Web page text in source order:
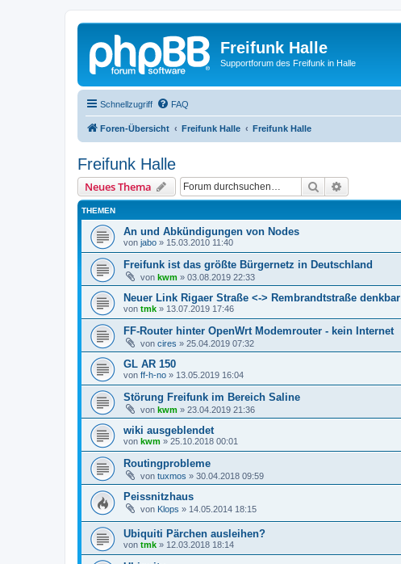
Freifunk Halle
Supportforum des Freifunk in Halle
Schnellzugriff FAQ
Foren-Übersicht Freifunk Halle Freifunk Halle
Freifunk Halle
Neues Thema Suche
THEMEN
An und Abkündigungen von Nodes
von jabo » 15.03.2010 11:40
Freifunk ist das größte Bürgernetz in Deutschland
von kwm » 03.08.2019 22:33
Neuer Link Rigaer Straße <-> Rembrandtstraße denkbar
von tmk » 13.07.2019 17:46
FF-Router hinter OpenWrt Modemrouter - kein Internet
von cires » 25.04.2019 07:32
GL AR 150
von ff-h-no » 13.05.2019 16:04
Störung Freifunk im Bereich Saline
von kwm » 23.04.2019 21:36
wiki ausgeblendet
von kwm » 25.10.2018 00:01
Routingprobleme
von tuxmos » 30.04.2018 09:59
Peissnitzhaus
von Klops » 14.05.2014 18:15
Ubiquiti Pärchen ausleihen?
von tmk » 12.03.2018 18:14